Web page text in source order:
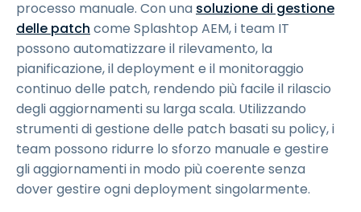
processo manuale. Con una soluzione di gestione
delle patch come Splashtop AEM, i team IT
possono automatizzare il rilevamento, la
pianificazione, il deployment e il monitoraggio
continuo delle patch, rendendo più facile il rilascio
degli aggiornamenti su larga scala. Utilizzando
strumenti di gestione delle patch basati su policy, i
team possono ridurre lo sforzo manuale e gestire
gli aggiornamenti in modo più coerente senza
dover gestire ogni deployment singolarmente.